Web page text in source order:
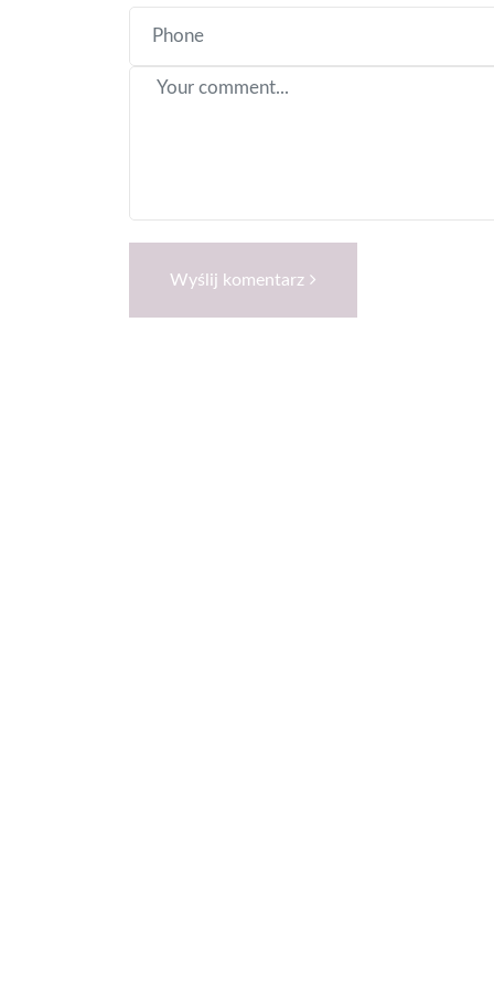
Wyślij komentarz